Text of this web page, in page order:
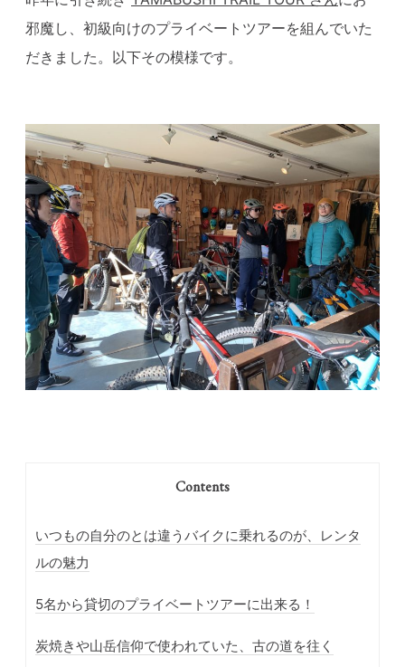
邪魔し、初級向けのプライベートツアーを組んでいた
だきました。以下その模様です。
Contents
いつもの自分のとは違うバイクに乗れるのが、レンタ
ルの魅力
5名から貸切のプライベートツアーに出来る！
炭焼きや山岳信仰で使われていた、古の道を往く